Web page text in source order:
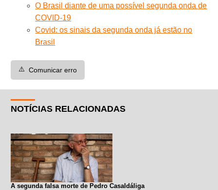
O Brasil diante de uma possível segunda onda de
COVID-19
Covid: os sinais da segunda onda já estão no
Brasil
⚠️ Comunicar erro
NOTÍCIAS RELACIONADAS
A segunda falsa morte de Pedro Casaldáliga